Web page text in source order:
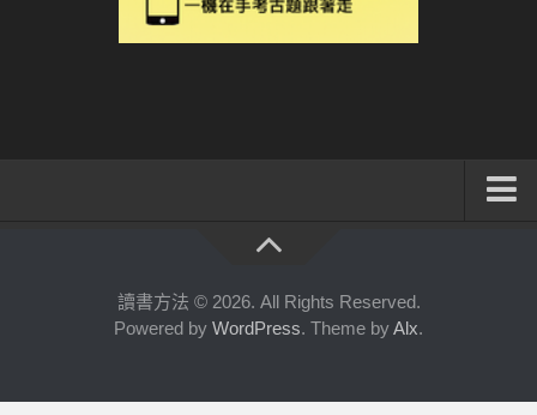
公職考試輔導計畫
公職考試上榜者軌跡
讀書方法 © 2026. All Rights Reserved.
Powered by WordPress. Theme byAlx.